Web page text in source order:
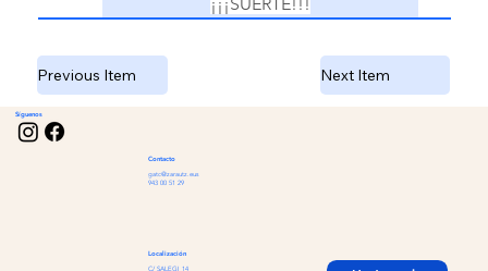
Previous Item Next Item
Contacto
gatc@zarautz.eus
943 00 51 29
Localización
C/ SALEGI 14
Síguenos